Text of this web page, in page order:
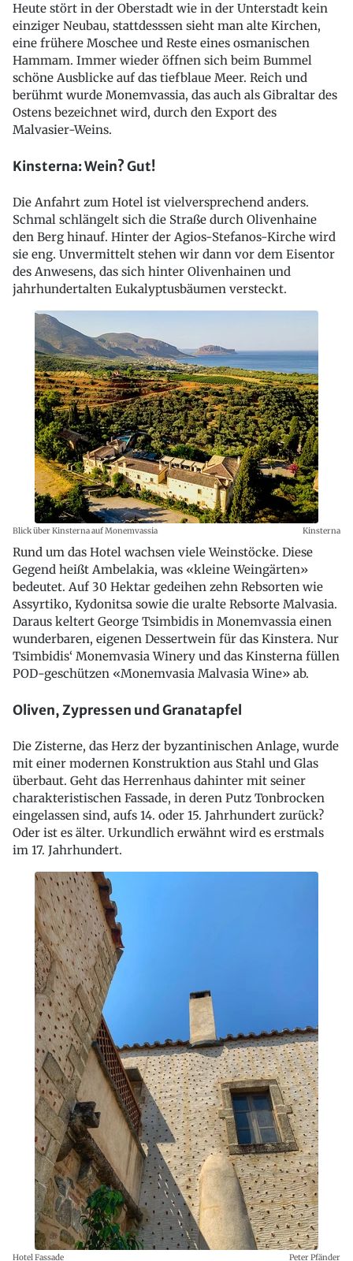
Heute stört in der Oberstadt wie in der Unterstadt kein
einziger Neubau, stattdesssen sieht man alte Kirchen,
eine frühere Moschee und Reste eines osmanischen
Hammam. Immer wieder öffnen sich beim Bummel
schöne Ausblicke auf das tiefblaue Meer. Reich und
berühmt wurde Monemvassia, das auch als Gibraltar des
Ostens bezeichnet wird, durch den Export des
Malvasier-Weins.
Kinsterna: Wein? Gut!
Die Anfahrt zum Hotel ist vielversprechend anders.
Schmal schlängelt sich die Straße durch Olivenhaine
den Berg hinauf. Hinter der Agios-Stefanos-Kirche wird
sie eng. Unvermittelt stehen wir dann vor dem Eisentor
des Anwesens, das sich hinter Olivenhainen und
jahrhundertalten Eukalyptusbäumen versteckt.
Blick über Kinsterna auf Monemvassia Kinsterna
Rund um das Hotel wachsen viele Weinstöcke. Diese
Gegend heißt Ambelakia, was «kleine Weingärten»
bedeutet. Auf 30 Hektar gedeihen zehn Rebsorten wie
Assyrtiko, Kydonitsa sowie die uralte Rebsorte Malvasia.
Daraus keltert George Tsimbidis in Monemvassia einen
wunderbaren, eigenen Dessertwein für das Kinstera. Nur
Tsimbidis‘ Monemvasia Winery und das Kinsterna füllen
POD-geschützen «Monemvasia Malvasia Wine» ab.
Oliven, Zypressen und Granatapfel
Die Zisterne, das Herz der byzantinischen Anlage, wurde
mit einer modernen Konstruktion aus Stahl und Glas
überbaut. Geht das Herrenhaus dahinter mit seiner
charakteristischen Fassade, in deren Putz Tonbrocken
eingelassen sind, aufs 14. oder 15. Jahrhundert zurück?
Oder ist es älter. Urkundlich erwähnt wird es erstmals
im 17. Jahrhundert.
Hotel Fassade Peter Pfänder